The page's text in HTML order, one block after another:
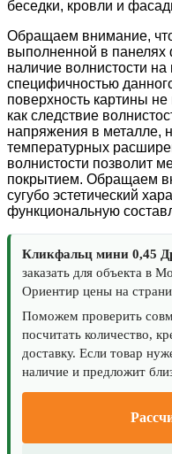
беседки, кровли и
Обращаем внимание,
выполненной в панелях
наличие волнистости
специфичностью
поверхность картины не
как следствие
напряжения в металле,
температурных
волнистости позволит
покрытием. Обращаем
сугубо эстетический
функциональную
Кликфальц мини 0,45
заказать для объекта в
Ориентир цены на
Поможем проверить
посчитать количество,
доставку. Если товар
наличие и предложит